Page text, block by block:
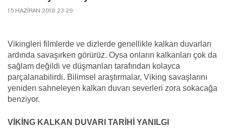
15 HAZIRAN 2018 23:29
Vikingleri filmlerde ve dizlerde genellikle kalkan duvarları
ardında savaşırken görürüz. Oysa onların kalkanları çok da
sağlam değildi ve düşmanları tarafından kolayca
parçalanabilirdi. Bilimsel araştırmalar, Viking savaşlarını
yeniden sahneleyen kalkan duvarı severleri zora sokacağa
benziyor.
VİKİNG KALKAN DUVARI TARİHİ YANILGI